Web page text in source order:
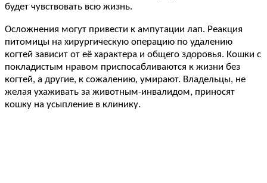
будет чувствовать всю жизнь.
Осложнения могут привести к ампутации лап. Реакция
питомицы на хирургическую операцию по удалению
когтей зависит от её характера и общего здоровья. Кошки с
покладистым нравом приспосабливаются к жизни без
когтей, а другие, к сожалению, умирают. Владельцы, не
желая ухаживать за животным-инвалидом, приносят
кошку на усыпление в клинику.